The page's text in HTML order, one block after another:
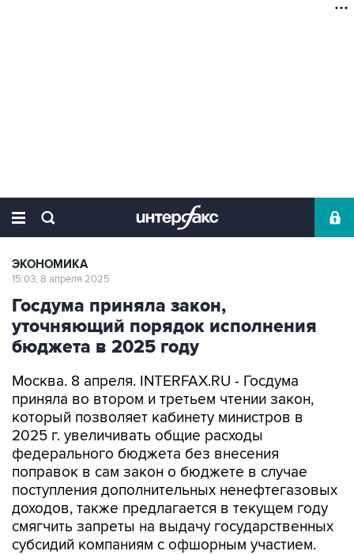
ЭКОНОМИКА
15:03, 8 апреля 2025
Госдума приняла закон,
уточняющий порядок исполнения
бюджета в 2025 году
Москва. 8 апреля. INTERFAX.RU - Госдума
приняла во втором и третьем чтении закон,
который позволяет кабинету министров в
2025 г. увеличивать общие расходы
федерального бюджета без внесения
поправок в сам закон о бюджете в случае
поступления дополнительных ненефтегазовых
доходов, также предлагается в текущем году
смягчить запреты на выдачу государственных
субсидий компаниям с офшорным участием.